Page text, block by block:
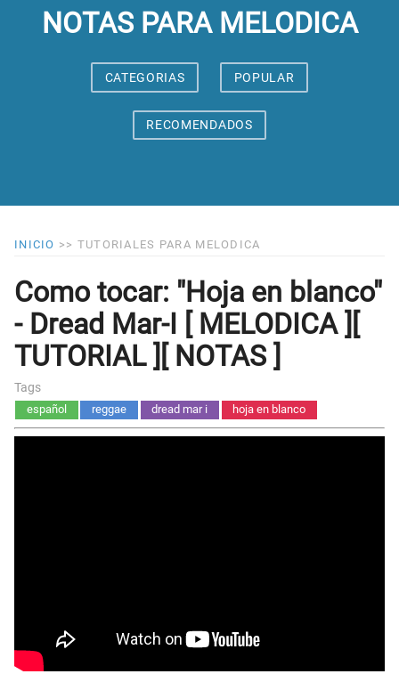
NOTAS PARA MELODICA
CATEGORIAS POPULAR
RECOMENDADOS
INICIO >> TUTORIALES PARA MELODICA
Como tocar: "Hoja en blanco"
- Dread Mar-I [ MELODICA ][
TUTORIAL ][ NOTAS ]
Tags
español reggae dread mar i hoja en blanco